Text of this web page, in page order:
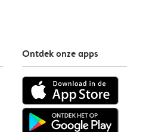
Ontdek onze apps